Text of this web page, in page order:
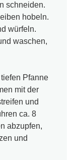
schneiden.
hobeln.
würfeln.
waschen,
Pfanne
mit der
und
ca. 8
abzupfen,
und